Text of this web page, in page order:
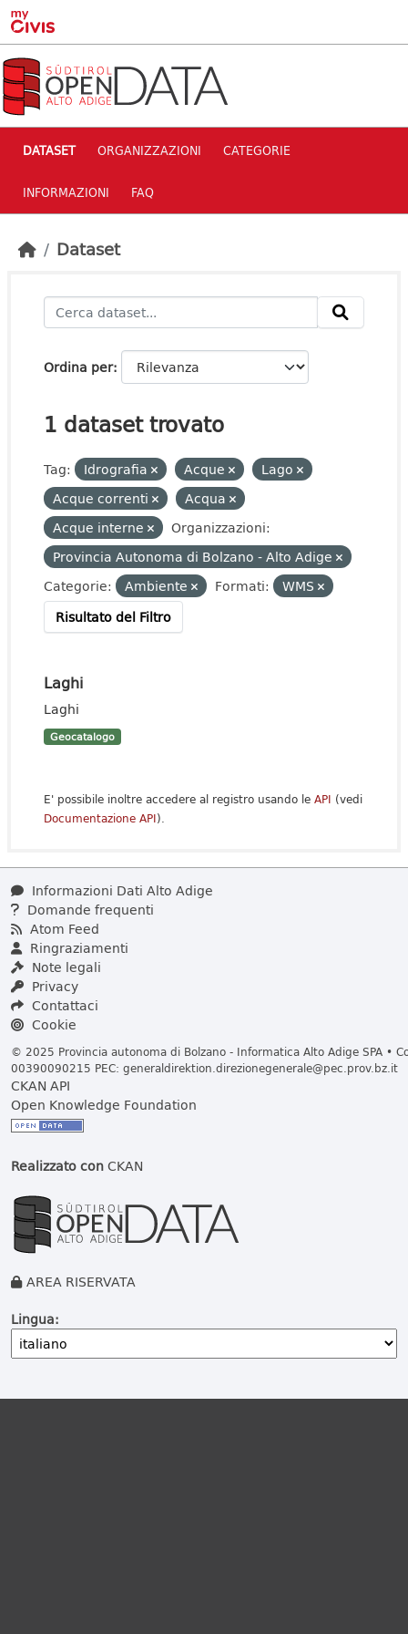
Skip to main content
DATASET ORGANIZZAZIONI CATEGORIE
INFORMAZIONI FAQ
Dataset
Ordina per
1 dataset trovato
Tag: Idrografia Acque
Lago
Acque correnti
Acqua
Acque interne
Organizzazioni:
Provincia Autonoma di Bolzano - Alto Adige
Categorie:
Ambiente Formati:
WMS
Risultato del Filtro
Laghi
Laghi
Geocatalogo
E' possibile inoltre accedere al registro usando le API (vedi
Documentazione API).
Informazioni Dati Alto Adige
Domande frequenti
Atom Feed
Ringraziamenti
Note legali
Privacy
Contattaci
Cookie
© 2025 Provincia autonoma di Bolzano - Informatica Alto Adige SPA •
00390090215 PEC: generaldirektion.direzionegenerale@pec.prov.bz.it
CKAN API
Open Knowledge Foundation
Realizzato conCKAN
AREA RISERVATA
Lingua